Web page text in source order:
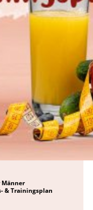
Männer
& Trainingsplan